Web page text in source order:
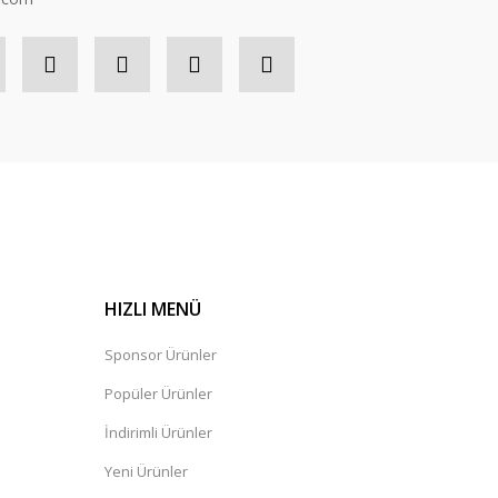
HIZLI MENÜ
Sponsor Ürünler
Popüler Ürünler
İndirimli Ürünler
Yeni Ürünler